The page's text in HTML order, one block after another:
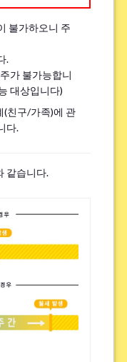
한 세부 내용을 안내해 드
입해주세요.
으므로 양해 바랍니다.
불가하오니 주
.
가 불가능합니
대상입니다)
(친구/가족)에 관
다.
같습니다.